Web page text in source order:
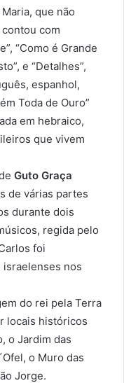
que não
com
“Como é Grande
e “Detalhes”,
espanhol,
Toda de Ouro”
em hebraico,
que vivem
Guto Graça
de várias partes
durante dois
regida pelo
foi
israelenses nos
do rei pela Terra
locais históricos
o Jardim das
o Muro das
Jorge.